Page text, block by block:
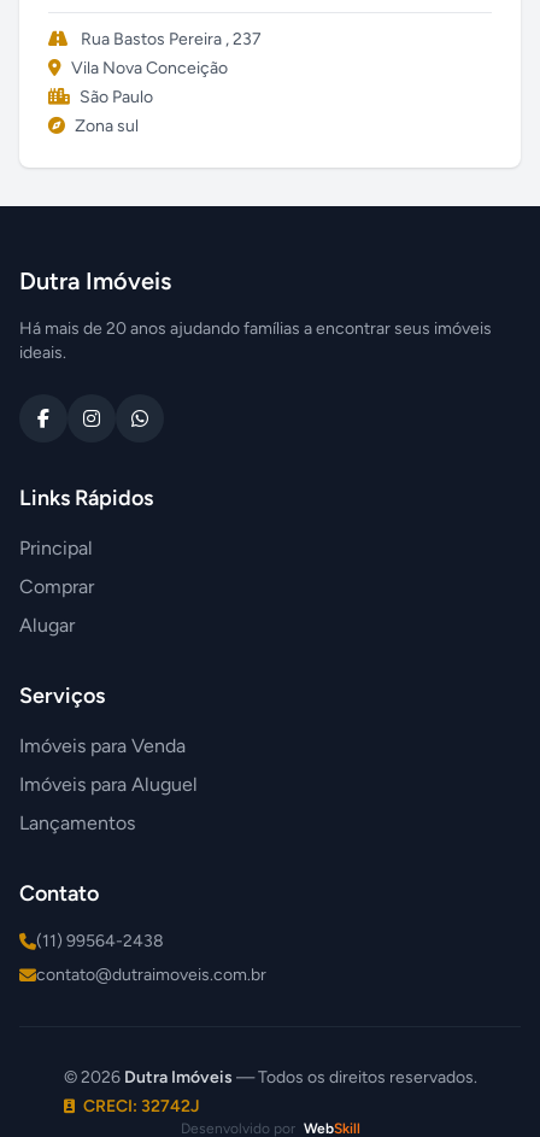
Rua Bastos Pereira , 237
Vila Nova Conceição
São Paulo
Zona sul
Dutra Imóveis
Há mais de 20 anos ajudando famílias a encontrar seus imóveis
ideais.
Links Rápidos
Principal
Comprar
Alugar
Serviços
Imóveis para Venda
Imóveis para Aluguel
Lançamentos
Contato
(11) 99564-2438
contato@dutraimoveis.com.br
© 2026 Dutra Imóveis — Todos os direitos reservados.
CRECI: 32742J
Desenvolvido por WebSkill